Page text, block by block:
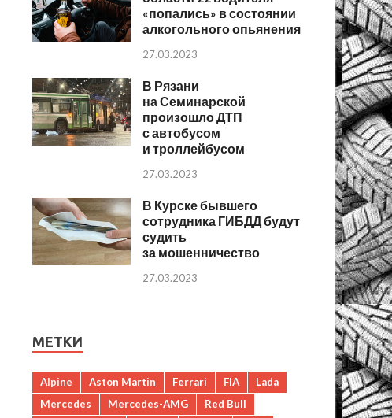
«попались» в состоянии
алкогольного опьянения
27.03.2023
В Рязани
на Семинарской
произошло ДТП
с автобусом
и троллейбусом
27.03.2023
В Курске бывшего
сотрудника ГИБДД будут
судить
за мошенничество
27.03.2023
МЕТКИ
Alpine Aston Martin Ferrari FIA
Lada
Mercedes
Mercedes-AMG
Red Bull